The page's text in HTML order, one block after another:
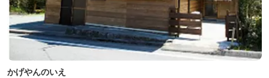
かげやんのいえ